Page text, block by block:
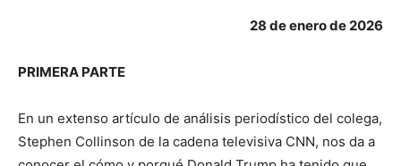
28 de enero de 2026
PRIMERA PARTE
En un extenso artículo de análisis periodístico del colega,
Stephen Collinson de la cadena televisiva CNN, nos da a